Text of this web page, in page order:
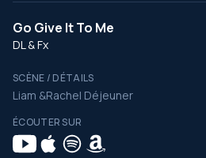
Go Give It To Me
DL & Fx
SCÈNE / DÉTAILS
Liam &Rachel Déjeuner
ÉCOUTER SUR